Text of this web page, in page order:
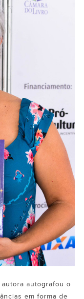
autografou o
em forma de